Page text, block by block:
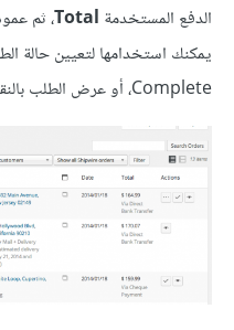
الدفع المستخدمة Total، ثم
Complete، أو عرض الطلب بالنقر على أيقونة العين: